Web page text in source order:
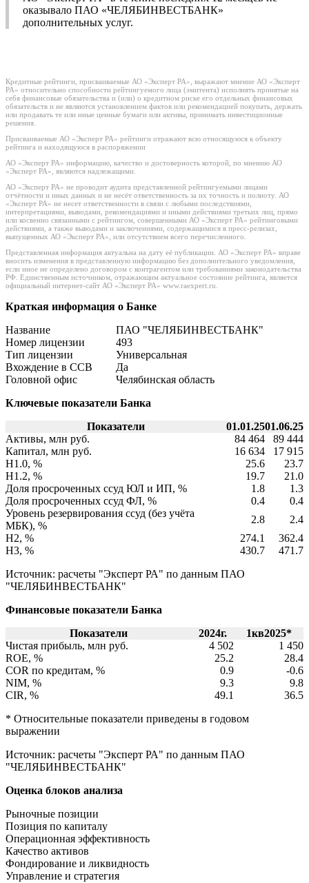
оказывало ПАО «ЧЕЛЯБИНВЕСТБАНК»
дополнительных услуг.
Кредитные рейтинги, присваиваемые АО «Эксперт РА», выражают мнение АО «Эксперт
РА» относительно способности рейтингуемого лица (эмитента) исполнять принятые на
себя финансовые обязательства и (или) о кредитном риске его отдельных финансовых
обязательств и не являются установлением фактов или рекомендацией покупать, держать
или продавать те или иные ценные бумаги или активы, принимать инвестиционные
решения.
Присваиваемые АО «Эксперт РА» рейтинги отражают всю относящуюся к объекту
рейтинга и находящуюся в распоряжении
АО «Эксперт РА» информацию, качество и достоверность которой, по мнению АО
«Эксперт РА», являются надлежащими.
АО «Эксперт РА» не проводит аудита представленной рейтингуемыми лицами
отчётности и иных данных и не несёт ответственность за их точность и полноту. АО
«Эксперт РА» не несет ответственности в связи с любыми последствиями,
интерпретациями, выводами, рекомендациями и иными действиями третьих лиц, прямо
или косвенно связанными с рейтингом, совершенными АО «Эксперт РА» рейтинговыми
действиями, а также выводами и заключениями, содержащимися в пресс-релизах,
выпущенных АО «Эксперт РА», или отсутствием всего перечисленного.
Представленная информация актуальна на дату её публикации. АО «Эксперт РА» вправе
вносить изменения в представленную информацию без дополнительного уведомления,
если иное не определено договором с контрагентом или требованиями законодательства
РФ. Единственным источником, отражающим актуальное состояние рейтинга, является
официальный интернет-сайт АО «Эксперт РА» www.raexpert.ru.
Краткая информация о Банке
Название
ПАО "ЧЕЛЯБИНВЕСТБАНК"
Номер лицензии
493
Тип лицензии
Универсальная
Вхождение в ССВ
Да
Головной офис
Челябинская область
Ключевые показатели Банка
Показатели
01.01.2501.06.25
Активы, млн руб.
84 464
89 444
Капитал, млн руб.
16 634
17 915
Н1.0, %
25.6
23.7
Н1.2, %
19.7
21.0
Доля просроченных ссуд ЮЛ и ИП, %
1.8
1.3
Доля просроченных ссуд ФЛ, %
0.4
0.4
Уровень резервирования ссуд (без учёта
МБК), %
2.8
2.4
Н2, %
274.1
362.4
Н3, %
430.7
471.7
Источник: расчеты "Эксперт РА" по данным ПАО
"ЧЕЛЯБИНВЕСТБАНК"
Финансовые показатели Банка
Показатели
2024г.
1кв2025*
Чистая прибыль, млн руб.
4 502
1 450
ROE, %
25.2
28.4
COR по кредитам, %
0.9
-0.6
NIM, %
9.3
9.8
CIR, %
49.1
36.5
* Относительные показатели приведены в годовом
выражении
Источник: расчеты "Эксперт РА" по данным ПАО
"ЧЕЛЯБИНВЕСТБАНК"
Оценка блоков анализа
Рыночные позиции
Позиция по капиталу
Операционная эффективность
Качество активов
Фондирование и ликвидность
Управление и стратегия